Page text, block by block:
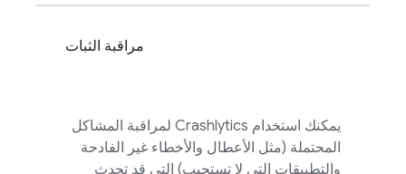
مراقبة الثبات
يمكنك استخدام Crashlytics لمراقبة المشاكل
المحتملة (مثل الأعطال والأخطاء غير الفادحة
والتطبيقات التي لا تستجيب) التي قد تحدث